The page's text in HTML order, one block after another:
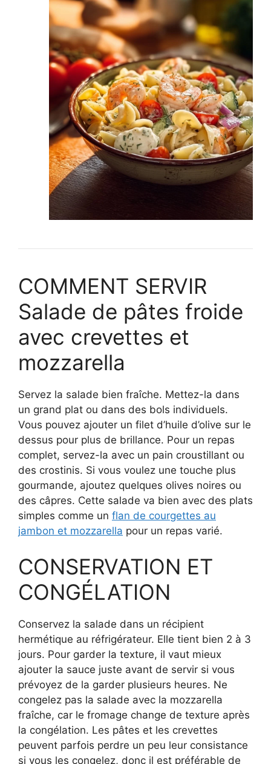
COMMENT SERVIR
Salade de pâtes froide
avec crevettes et
mozzarella
Servez la salade bien fraîche. Mettez-la dans
un grand plat ou dans des bols individuels.
Vous pouvez ajouter un filet d’huile d’olive sur le
dessus pour plus de brillance. Pour un repas
complet, servez-la avec un pain croustillant ou
des crostinis. Si vous voulez une touche plus
gourmande, ajoutez quelques olives noires ou
des câpres. Cette salade va bien avec des plats
simples comme un flan de courgettes au
jambon et mozzarella pour un repas varié.
CONSERVATION ET
CONGÉLATION
Conservez la salade dans un récipient
hermétique au réfrigérateur. Elle tient bien 2 à 3
jours. Pour garder la texture, il vaut mieux
ajouter la sauce juste avant de servir si vous
prévoyez de la garder plusieurs heures. Ne
congelez pas la salade avec la mozzarella
fraîche, car le fromage change de texture après
la congélation. Les pâtes et les crevettes
peuvent parfois perdre un peu leur consistance
si vous les congelez, donc il est préférable de